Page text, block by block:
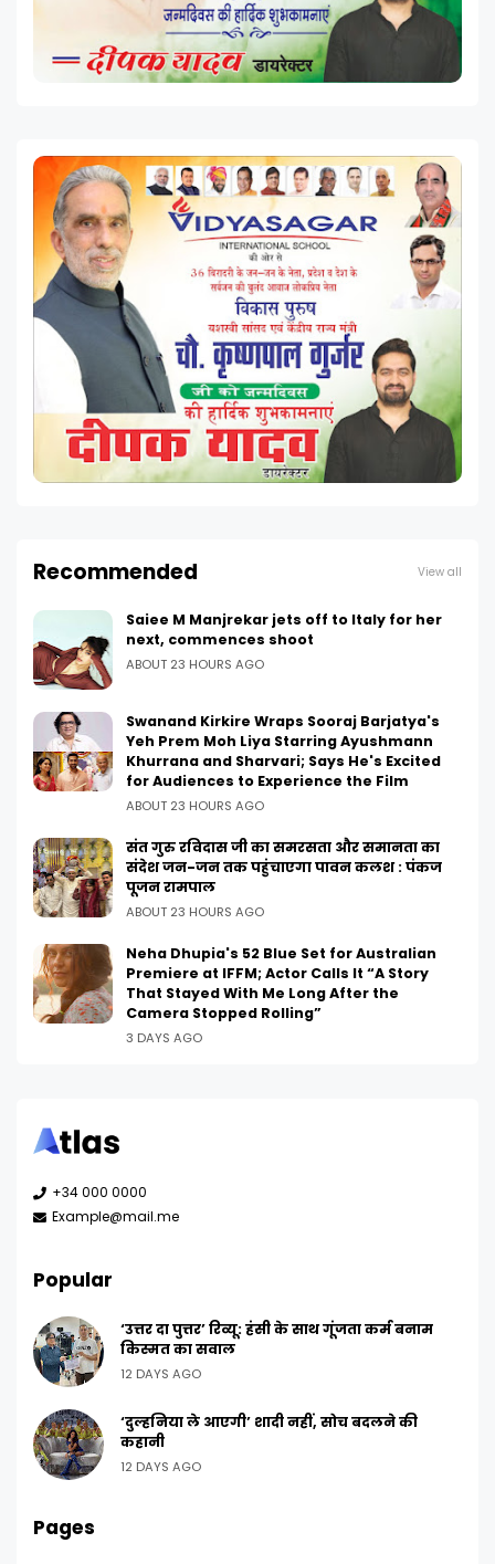
Recommended View all
Saiee M Manjrekar jets off to Italy for her
next, commences shoot
ABOUT 23 HOURS AGO
Swanand Kirkire Wraps Sooraj Barjatya's
Yeh Prem Moh Liya Starring Ayushmann
Khurrana and Sharvari; Says He's Excited
for Audiences to Experience the Film
ABOUT 23 HOURS AGO
संत गुरु रविदास जी का समरसता और समानता का
संदेश जन-जन तक पहुंचाएगा पावन कलश : पंकज
पूजन रामपाल
ABOUT 23 HOURS AGO
Neha Dhupia's 52 Blue Set for Australian
Premiere at IFFM; Actor Calls It “A Story
That Stayed With Me Long After the
Camera Stopped Rolling”
3 DAYS AGO
+34 000 0000
Example@mail.me
Popular
‘उत्तर दा पुत्तर’ रिव्यू: हंसी के साथ गूंजता कर्म बनाम
किस्मत का सवाल
12 DAYS AGO
‘दुल्हनिया ले आएगी’ शादी नहीं, सोच बदलने की
कहानी
12 DAYS AGO
Pages